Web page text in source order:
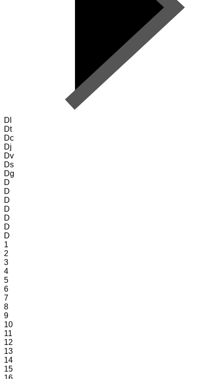
Dl
Dt
Dc
Dj
Dv
Ds
Dg
D
D
D
D
D
D
D
1
2
3
4
5
6
7
8
9
10
11
12
13
14
15